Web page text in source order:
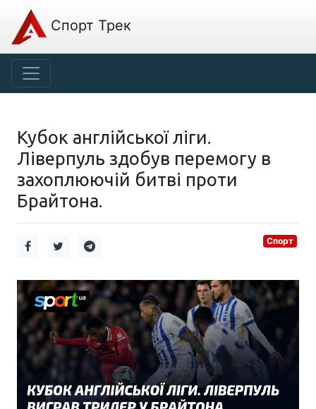
Спорт Трек
Кубок англійської ліги.
Ліверпуль здобув перемогу в
захоплюючій битві проти
Брайтона.
Спорт